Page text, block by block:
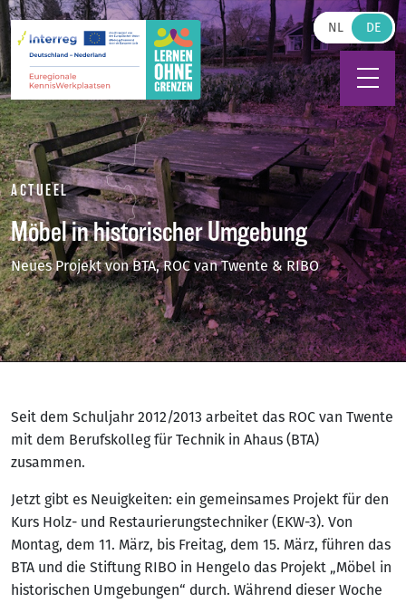
Zum Hauptinhalt springen
NL
ACTUEEL
Möbel in historischer Umgebung
Neues Projekt von BTA, ROC van Twente & RIBO
Seit dem Schuljahr 2012/2013 arbeitet das ROC van Twente
mit dem Berufskolleg für Technik in Ahaus (BTA)
zusammen.
Jetzt gibt es Neuigkeiten: ein gemeinsames Projekt für den
Kurs Holz- und Restaurierungstechniker (EKW-3). Von
Montag, dem 11. März, bis Freitag, dem 15. März, führen das
BTA und die Stiftung RIBO in Hengelo das Projekt „Möbel in
historischen Umgebungen“ durch. Während dieser Woche